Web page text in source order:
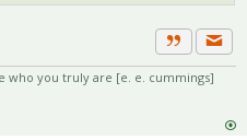
Zitat
who you truly are [e. e. cummings]